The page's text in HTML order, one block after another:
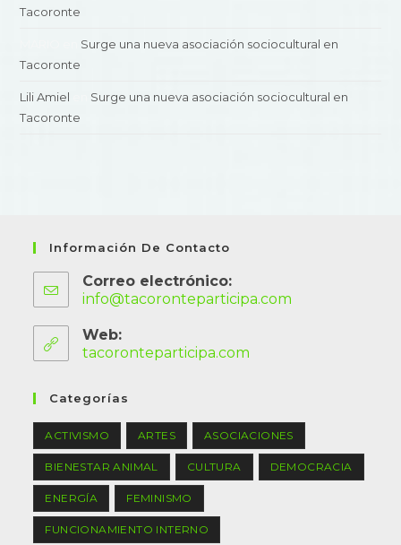
Tacoronte
Surge una nueva asociación sociocultural en
Tacoronte
Lili Amiel
Surge una nueva asociación sociocultural en
Tacoronte
Información De Contacto
Correo electrónico:
info@tacoronteparticipa.com
Web:
tacoronteparticipa.com
Categorías
ACTIVISMO ARTES ASOCIACIONES
BIENESTAR ANIMAL CULTURA DEMOCRACIA
ENERGÍA FEMINISMO
FUNCIONAMIENTO INTERNO